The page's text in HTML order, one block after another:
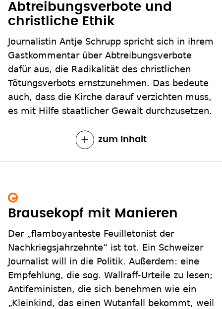
Abtreibungsverbote und
christliche Ethik
Journalistin Antje Schrupp spricht sich in ihrem
Gastkommentar über Abtreibungsverbote
dafür aus, die Radikalität des christlichen
Tötungsverbots ernstzunehmen. Das bedeute
auch, dass die Kirche darauf verzichten muss,
es mit Hilfe staatlicher Gewalt durchzusetzen.
zum Inhalt
Brausekopf mit Manieren
Der „flamboyanteste Feuilletonist der
Nachkriegsjahrzehnte“ ist tot. Ein Schweizer
Journalist will in die Politik. Außerdem: eine
Empfehlung, die sog. Wallraff-Urteile zu lesen;
Antifeministen, die sich benehmen wie ein
„Kleinkind, das einen Wutanfall bekommt, weil